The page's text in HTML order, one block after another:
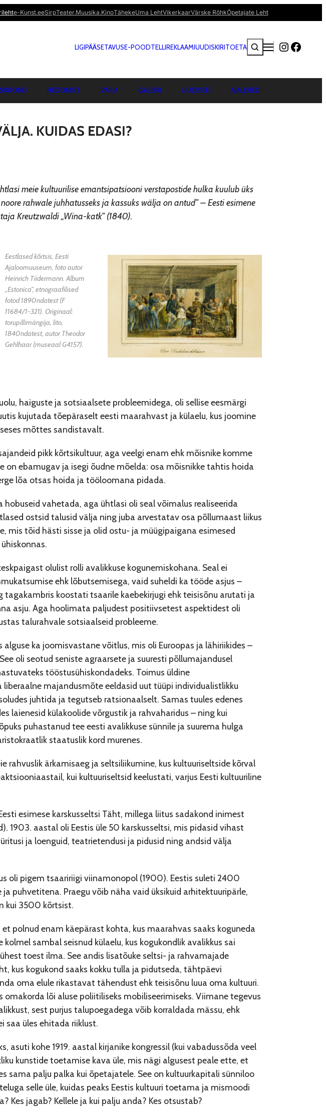
e-Kunst.eeSirpTeater.Muusika.KinoTähekeUma LehtVikerkaarVärske RõhkÕpetajate Leht
LIGIPÄÄSETAVUSE-POODTELLIREKLAAMIUUDISKIRITOETA
HEDONIST VARIA GALERII UUDISED AJALEHED
KUIDAS EDASI?
meie kultuurilise emantsipatsiooni verstapostide hulka kuulub üks
rahwale juhhatusseks ja kassuks wälja on antud” – Eesti esimene
Kreutzwaldi „Wina-katk” (1840).
Eestlased kõrtsis, Eesti
Ajaloomuuseum, foto autor
Heinrich Tiidermann. Album
„Estonica”, etnograafilised
fotod 1890ndatest (F
11684/1-321). Originaal:
torupillimängija, lito,
1840ndatest, autor Theodor
Gehlhaar (museaal G4157).
haiguste ja sotsiaalsete probleemidega, oli sellise eesmärgi
kujutada tõepäraselt eesti maarahvast ja külaelu, kus joomine
mõttes sandistavalt.
pikk kõrtsikultuur, aga veelgi enam ehk mõisnike komme
on ebamugav ja isegi õudne mõelda: osa mõisnikke tahtis hoida
lõa otsas hoida ja tööloomana pidada.
vahetada, aga ühtlasi oli seal võimalus realiseerida
ostsid talusid välja ning juba arvestatav osa põllumaast liikus
mis tõid hästi sisse ja olid ostu- ja müügipaigana esimesed
olulist rolli avalikkuse kogunemiskohana. Seal ei
ehk lõbutsemisega, vaid suheldi ka tööde asjus –
tagakambris koostati tsaarile kaebekirjugi ehk teisisõnu arutati ja
asju. Aga hoolimata paljudest positiivsetest aspektidest oli
talurahvale sotsiaalseid probleeme.
alguse ka joomisvastane võitlus, mis oli Euroopas ja lähiriikides –
oli seotud seniste agraarsete ja suuresti põllumajandusel
tööstusühiskondadeks. Toimus üldine
liberaalne majandusmõte eeldasid uut tüüpi individualistlikku
juhtida ja tegutseb ratsionaalselt. Samas tuules edenes
laienesid külakoolide võrgustik ja rahvaharidus – ning kui
puhastanud tee eesti avalikkuse sünnile ja suurema hulga
staatuslik kord murenes.
rahvuslik ärkamisaeg ja seltsiliikumine, kus kultuuriseltside kõrval
kui kultuuriseltsid keelustati, varjus Eesti kultuuriline
esimese karskusseltsi Täht, millega liitus sadakond inimest
1903. aastal oli Eestis üle 50 karskusseltsi, mis pidasid vihast
ja loenguid, teatrietendusi ja pidusid ning andsid välja
oli pigem tsaaririigi viinamonopol (1900). Eestis suleti 2400
puhvetitena. Praegu võib näha vaid üksikuid arhitektuuripärle,
kui 3500 kõrtsist.
polnud enam käepärast kohta, kus maarahvas saaks koguneda
sambal seisnud külaelu, kus kogukondlik avalikkus sai
toest ilma. See andis lisatõuke seltsi- ja rahvamajade
kus kogukond saaks kokku tulla ja pidutseda, tähtpäevi
oma elule rikastavat tähendust ehk teisisõnu luua oma kultuuri.
omakorda lõi aluse poliitiliseks mobiliseerimiseks. Viimane tegevus
sest purjus talupoegadega võib korraldada mässu, ehk
saa üles ehitada riiklust.
asuti kohe 1919. aastal kirjanike kongressil (kui vabadussõda veel
kunstide toetamise kava üle, mis nägi algusest peale ette, et
sama palju palka kui õpetajatele. See on kultuurkapitali sünniloo
selle üle, kuidas peaks Eestis kultuuri toetama ja mismoodi
Kes jagab? Kellele ja kui palju anda? Kes otsustab?